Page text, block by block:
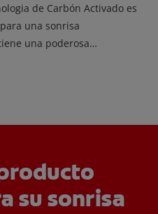
de Carbón Activado es
una sonrisa
una poderosa
su sonrisa